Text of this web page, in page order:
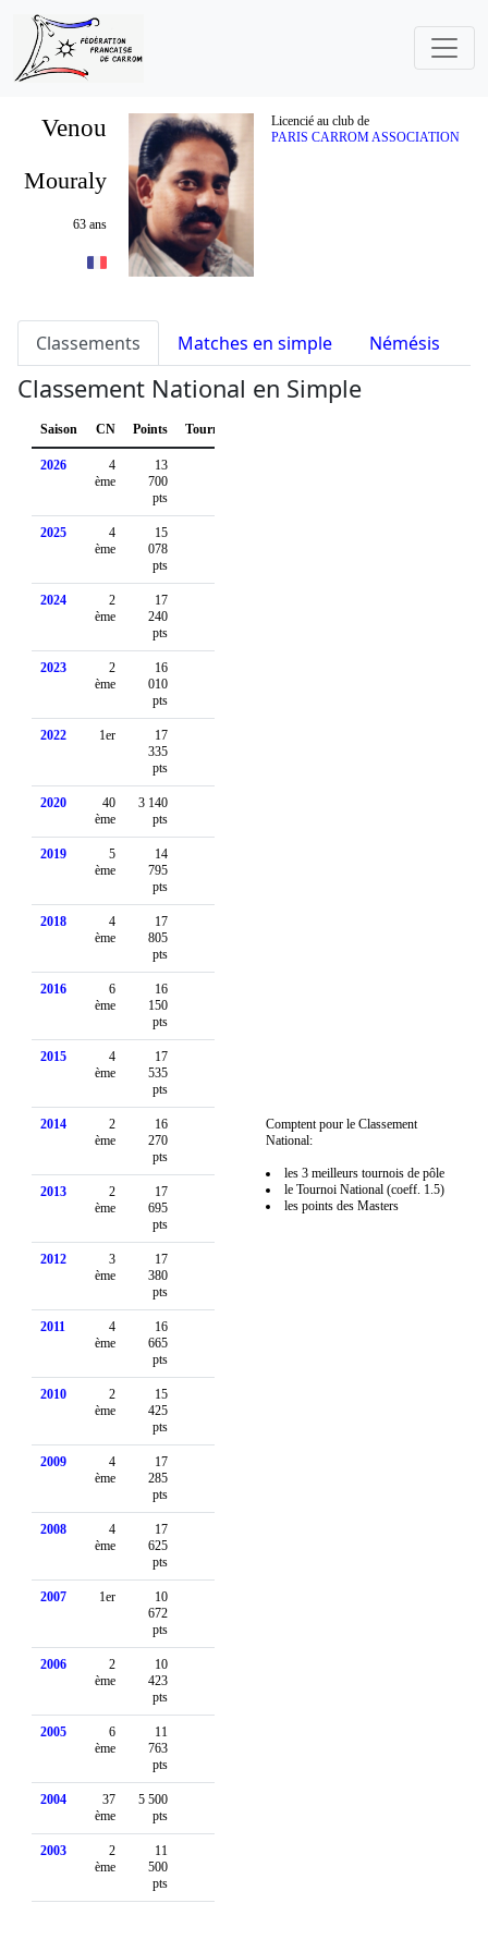
Venou
Licencié au club de
PARIS CARROM ASSOCIATION
Mouraly
63 ans
Classements Matches en simple Némésis
Classement National en Simple
Saison CN Points Tournois
2026
4
ème
13
700
pts
2025
4
ème
15
078
pts
2024
2
ème
17
240
pts
2023
2
ème
16
010
pts
2022 1er
17
335
pts
2020
40
ème
3 140
pts
2019
5
ème
14
795
pts
2018
4
ème
17
805
pts
2016
6
ème
16
150
pts
2015
4
ème
17
535
pts
2014
2
ème
16
270
pts
2013
2
ème
17
695
pts
2012
3
ème
17
380
pts
2011
4
ème
16
665
pts
2010
2
ème
15
425
pts
2009
4
ème
17
285
pts
2008
4
ème
17
625
pts
2007 1er
10
672
pts
2006
2
ème
10
423
pts
2005
6
ème
11
763
pts
2004
37
ème
5 500
pts
2003
2
ème
11
500
pts
Comptent pour le Classement
National:
les 3 meilleurs tournois de pôle
le Tournoi National (coeff. 1.5)
les points des Masters